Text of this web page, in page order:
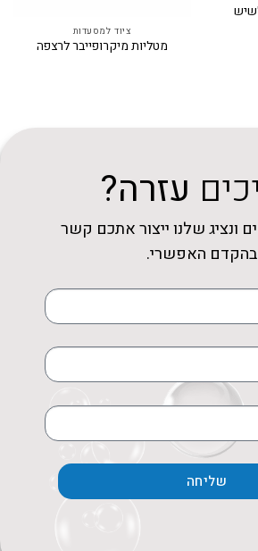
ציוד למסעדות
מטליות מיקרופייבר לרצפה
עזרה?
ונציג שלנו ייצור אתכם קשר
בהקדם האפשרי.
שליחה